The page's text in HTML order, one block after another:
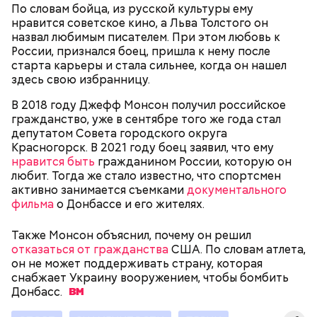
По словам бойца, из русской культуры ему
нравится советское кино, а Льва Толстого он
назвал любимым писателем. При этом любовь к
России, признался боец, пришла к нему после
старта карьеры и стала сильнее, когда он нашел
здесь свою избранницу.
В 2018 году Джефф Монсон получил российское
гражданство, уже в сентябре того же года стал
депутатом Совета городского округа
Красногорск. В 2021 году боец заявил, что ему
нравится быть гражданином России, которую он
любит. Тогда же стало известно, что спортсмен
активно занимается съемкамидокументального
фильмао Донбассе и его жителях.
Также Монсон объяснил, почему он решил
отказаться от гражданстваСША. По словам атлета,
он не может поддерживать страну, которая
снабжает Украину вооружением, чтобы бомбить
Донбасс.
Для заправки:
Оливковое масло — 50 мл.
Яблочный уксус — 2 ст. ложки.
Тархун — 1 веточка.
Чеснок — 2 зубчика.
Сахар — 1 ст. ложка.
200 граммов сливочного масла;
1 стакан сахара;
10 граммов ванильного сахара;
1/4 чайной ложки соли;
4 куриных яйца;
Способ приготовления
цитрусовый сок.
В отдельной посуде нужно смешать муку с
разрыхлителем, а потом эти компоненты
следует объединить с ранее полученной
масляной основой.
После объединения и тщательного «микса»
этих ингредиентов, необходимо добавлять
изюм, цукаты, которые вы пожелаете, и снова
взбить. Но не миксером, а ложкой или
кухонной лопаткой, чтобы не измельчить
сухофрукты.